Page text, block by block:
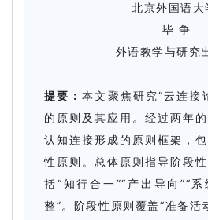
北京外国语大
毕 争
外语教学与研究
提要：本文聚焦研究“云连接
的原则及其应用。经过两年
认知连接形成的原则框架，
性原则。总体原则指导阶段
括“知行合一”“产出导向”“
整”。阶段性原则覆盖“准备活